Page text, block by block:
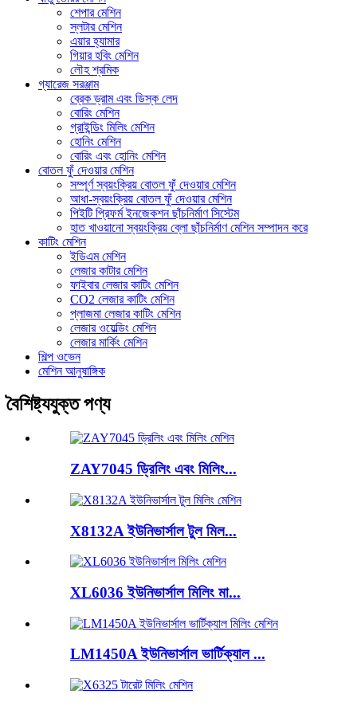
শেপার মেশিন
স্লটার মেশিন
এয়ার হ্যামার
গিয়ার হবিং মেশিন
লৌহ শ্রমিক
গ্যারেজ সরঞ্জাম
ব্রেক ড্রাম এবং ডিস্ক লেদ
বোরিং মেশিন
গ্রাইন্ডিং মিলিং মেশিন
হোনিং মেশিন
বোরিং এবং হোনিং মেশিন
বোতল ফুঁ দেওয়ার মেশিন
সম্পূর্ণ স্বয়ংক্রিয় বোতল ফুঁ দেওয়ার মেশিন
আধা-স্বয়ংক্রিয় বোতল ফুঁ দেওয়ার মেশিন
পিইটি প্রিফর্ম ইনজেকশন ছাঁচনির্মাণ সিস্টেম
হাত খাওয়ানো স্বয়ংক্রিয় ব্লো ছাঁচনির্মাণ মেশিন সম্পাদন করে
কাটিং মেশিন
ইডিএম মেশিন
লেজার কাটার মেশিন
ফাইবার লেজার কাটিং মেশিন
CO2 লেজার কাটিং মেশিন
প্লাজমা লেজার কাটিং মেশিন
লেজার ওয়েল্ডিং মেশিন
লেজার মার্কিং মেশিন
শিল্প ওভেন
মেশিন আনুষাঙ্গিক
বৈশিষ্ট্যযুক্ত পণ্য
ZAY7045 ড্রিলিং এবং মিলিং...
X8132A ইউনিভার্সাল টুল মিল...
XL6036 ইউনিভার্সাল মিলিং মা...
LM1450A ইউনিভার্সাল ভার্টিক্যাল ...